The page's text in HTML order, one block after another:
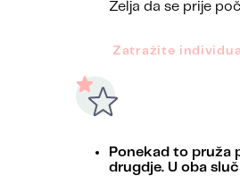
Želja da se prije
Zatražite
Ponekad to pruža
drugdje. U oba